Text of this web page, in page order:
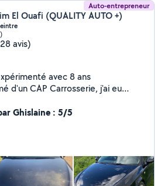
Auto-entrepreneur
El Ouafi (QUALITY AUTO +)
avis)
avec 8 ans
d'un CAP Carrosserie, j'ai eu
comme Renault ainsi que dans
haut de gamme. Fort de
suis lancé dans l'entrepreneuriat,
mon expertise pour des
qualité, avec un souci du détail
la satisfaction client. Mes
Ghislaine : 5/5